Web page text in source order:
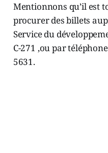
Mentionnons qu’il est
procurer des billets
Service du
C-271 ,ou par
5631.